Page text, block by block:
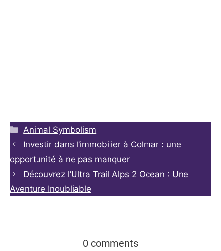
Animal Symbolism
Investir dans l’immobilier à Colmar : une
opportunité à ne pas manquer
Découvrez l’Ultra Trail Alps 2 Ocean : Une
Aventure Inoubliable
0 comments